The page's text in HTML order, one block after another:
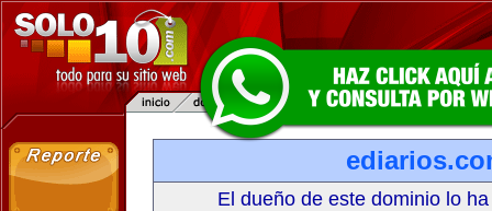
El dueño de este dominio lo